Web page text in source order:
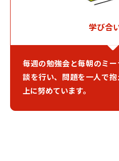
学び合
毎週の勉強会と毎朝のミ
談を行い、問題を一人で
上に努めています。